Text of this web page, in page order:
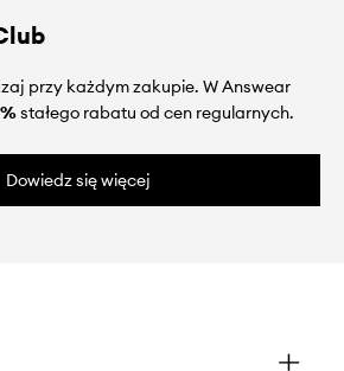
przy każdym zakupie. W Answear
stałego rabatu od cen regularnych.
Dowiedz się więcej